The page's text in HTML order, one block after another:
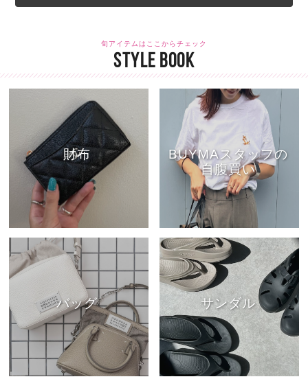
旬アイテムはここからチェック
STYLE BOOK
財布
BUYMAスタッフの
自腹買い
バッグ サンダル